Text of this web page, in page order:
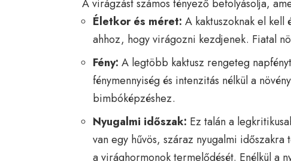
A virágzást számos tényező befolyásolja,
Életkor és méret: A kaktuszoknak el
ahhoz, hogy virágozni kezdjenek. Fiatal
Fény: A legtöbb kaktusz rengeteg
fénymennyiség és intenzitás nélkül a
bimbóképzéshez.
Nyugalmi időszak: Ez talán a
van egy hűvös, száraz nyugalmi
a virághormonok termelődését. Enélkül a